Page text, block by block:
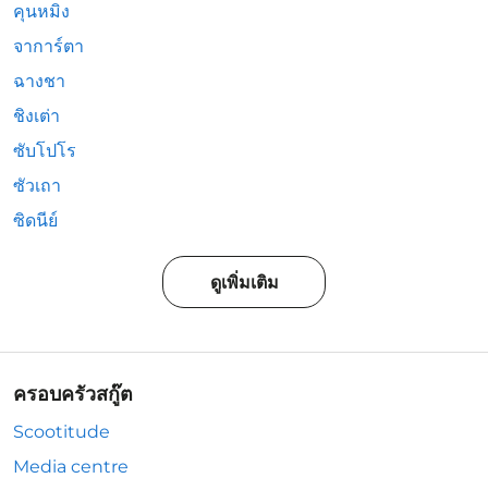
คุนหมิง
จาการ์ตา
ฉางชา
ชิงเต่า
ซับโปโร
ซัวเถา
ซิดนีย์
ดูเพิ่มเติม
ครอบครัวสกู๊ต
Scootitude
Media centre